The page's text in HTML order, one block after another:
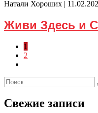
Натали Хороших |
Живи Здесь и
1
2
Свежие записи